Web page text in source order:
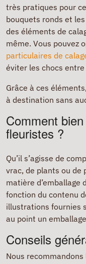
très pratiques pour
bouquets ronds et
des éléments de
même. Vous pouvez
particulaires de
éviter les chocs
Grâce à ces
à destination sans
Comment
fleuristes ?
Qu’il s’agisse de
vrac, de plants ou de
matière d’emballage
fonction du contenu
illustrations fournies
au point un
Conseils
Nous recommandons